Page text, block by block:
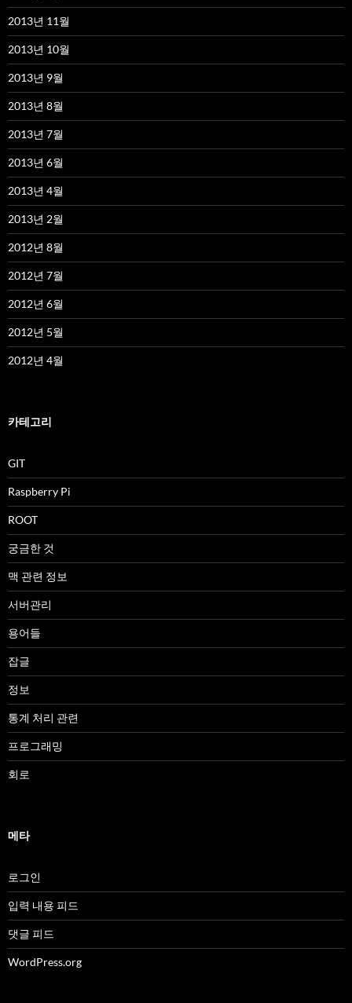
2013년 11월
2013년 10월
2013년 9월
2013년 8월
2013년 7월
2013년 6월
2013년 4월
2013년 2월
2012년 8월
2012년 7월
2012년 6월
2012년 5월
2012년 4월
카테고리
GIT
Raspberry Pi
ROOT
궁금한 것
맥 관련 정보
서버관리
용어들
잡글
정보
통계 처리 관련
프로그래밍
회로
메타
로그인
입력 내용 피드
댓글 피드
WordPress.org